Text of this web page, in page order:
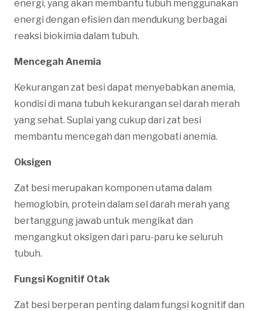
energi, yang akan membantu tubuh menggunakan
energi dengan efisien dan mendukung berbagai
reaksi biokimia dalam tubuh.
Mencegah Anemia
Kekurangan zat besi dapat menyebabkan anemia,
kondisi di mana tubuh kekurangan sel darah merah
yang sehat. Suplai yang cukup dari zat besi
membantu mencegah dan mengobati anemia.
Oksigen
Zat besi merupakan komponen utama dalam
hemoglobin, protein dalam sel darah merah yang
bertanggung jawab untuk mengikat dan
mengangkut oksigen dari paru-paru ke seluruh
tubuh.
Fungsi Kognitif Otak
Zat besi berperan penting dalam fungsi kognitif dan